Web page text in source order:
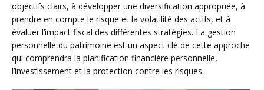
objectifs clairs, à développer une diversification appropriée, à
prendre en compte le risque et la volatilité des actifs, et à
évaluer l’impact fiscal des différentes stratégies. La gestion
personnelle du patrimoine est un aspect clé de cette approche
qui comprendra la planification financière personnelle,
l’investissement et la protection contre les risques.